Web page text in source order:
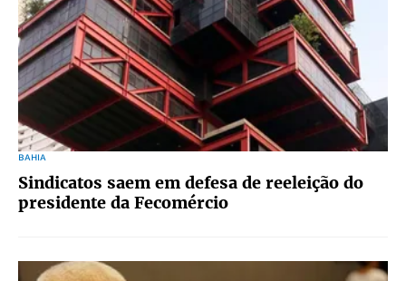
BAHIA
Sindicatos saem em defesa de reeleição do
presidente da Fecomércio